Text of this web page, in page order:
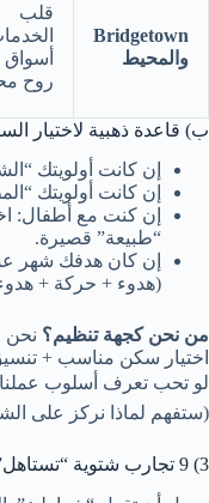
Bridgetown
والمحيط
قلب
روح
ب) قاعدة ذهبية لاختيار
إن كانت أولويتك
إن كانت أولويتك
إن كنت مع أطفال:
“طبيعة” قصيرة.
إن كان هدفك شهر
(هدوء + حركة +
من نحن كجهة تنظيم؟ نحن
اختيار سكن مناسب +
لو تحب تعرف أسلوب
(ستفهم لماذا نركز على
3) 9 تجارب شتوية “تستاهل” في بربادوس ✅ (بدون حشو)